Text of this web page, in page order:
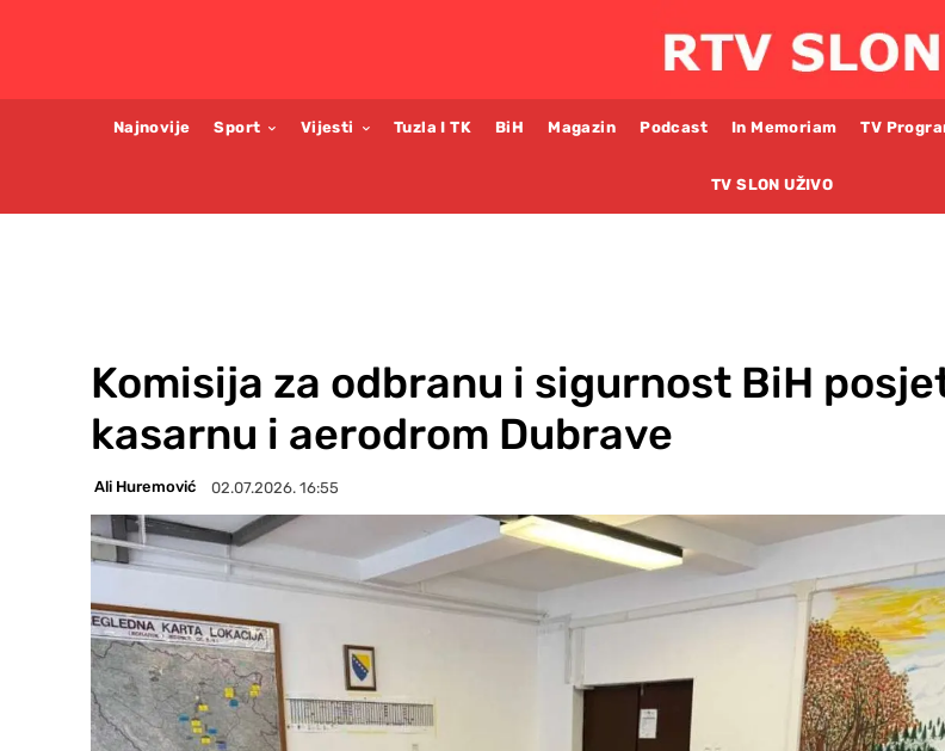
Najnovije Sport Vijesti Tuzla I TK BiH Magazin Podcast In Memoriam TV
TV SLON UŽIVO
Komisija za odbranu i sigurnost BiH
kasarnu i aerodrom Dubrave
Ali Huremović 02.07.2026. 16:55